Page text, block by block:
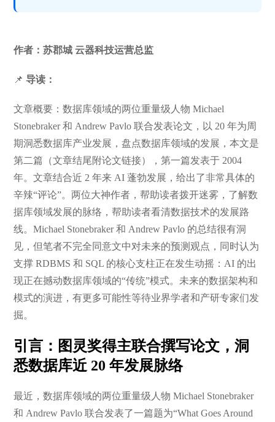
作者：苏郡城 云器科技运营总监
📌导读：
文章概要：数据库领域的两位重量级人物 Michael
Stonebraker 和 Andrew Pavlo 联合发表论文，以 20 年为周
期洞悉数据库产业发展，盘点数据库领域的发展，本文是
第二篇（文章结尾附论文链接），第一篇发表于 2004
年。文章结合近 2 年来 AI 蓬勃发展，给出了非常具体的
辛辣“评论”。两位大神作者，帮助读者拨开迷雾，了解数
据库领域发展的脉络，帮助读者看清数据技术的发展路
线。Michael Stonebraker 和 Andrew Pavlo 的总结很有洞
见，但笔者不完全同意文中对未来的预测观点，同时认为
支撑 RDBMS 和 SQL 的核心支柱正在发生动摇：AI 的出
现正在撼动数据库领域的“传统”模式。未来的数据架构和
模式的演进，有更多可能性等待业界学者和产研专家们发
掘。
引言：图灵奖得主联合撰写论文，洞
悉数据库近 20 年发展脉络
最近，数据库领域的两位重量级人物 Michael Stonebraker
和 Andrew Pavlo 联合发表了一篇题为“What Goes Around